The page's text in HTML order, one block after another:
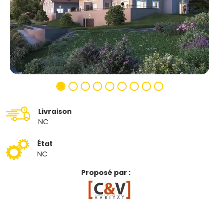
Livraison
NC
État
NC
Proposé par :